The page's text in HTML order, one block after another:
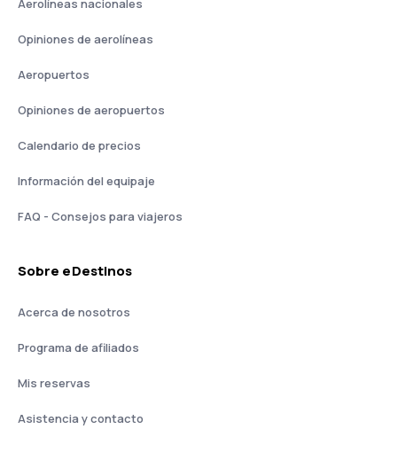
Aerolíneas nacionales
Opiniones de aerolíneas
Aeropuertos
Opiniones de aeropuertos
Calendario de precios
Información del equipaje
FAQ - Consejos para viajeros
Sobre eDestinos
Acerca de nosotros
Programa de afiliados
Mis reservas
Asistencia y contacto